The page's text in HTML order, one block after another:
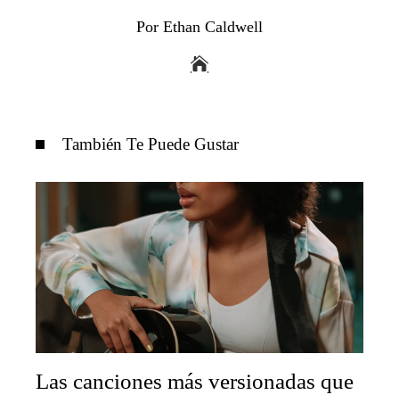
Por Ethan Caldwell
También Te Puede Gustar
Las canciones más versionadas que